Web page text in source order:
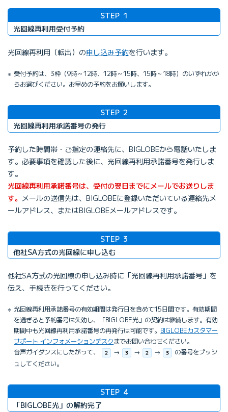
STEP 1
光回線再利用受付予約
光回線再利用（転出）の申し込み予約を行います。
受付予約は、3枠（9時～12時、12時～15時、15時～18時）のいずれかか
らお選びください。お早めの予約をお願いします。
STEP 2
光回線再利用承諾番号の発行
予約した時間帯・ご指定の連絡先に、BIGLOBEから電話いたしま
す。必要事項を確認した後に、光回線再利用承諾番号を発行しま
す。
光回線再利用承諾番号は、受付の翌日までにメールでお送りしま
す。 メールの送信先は、BIGLOBEに登録いただいている連絡先メ
ールアドレス、またはBIGLOBEメールアドレスです。
STEP 3
他社SA方式の光回線に申し込む
他社SA方式の光回線の申し込み時に「光回線再利用承諾番号」を
伝え、手続きを行ってください。
光回線再利用承諾番号の有効期間は発行日を含めて15日間です。有効期間
を過ぎると予約番号は失効し、「BIGLOBE光」の契約は継続します。有効
期間中も光回線再利用承諾番号の再発行は可能です。 BIGLOBEカスタマー
サポート インフォメーションデスクまでお問い合わせください。
音声ガイダンスにしたがって、
→ → →
の番号をプッシ
ュしてください。
STEP 4
「BIGLOBE光」の解約完了